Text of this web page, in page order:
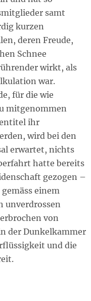
samt
kurzen
deren Freude,
Schnee
wirkt, als
war.
für die wie
mitgenommen
ihr
wird bei den
erwartet, nichts
hatte bereits
gezogen –
einem
unverdrossen
von
der Dunkelkammer
und die